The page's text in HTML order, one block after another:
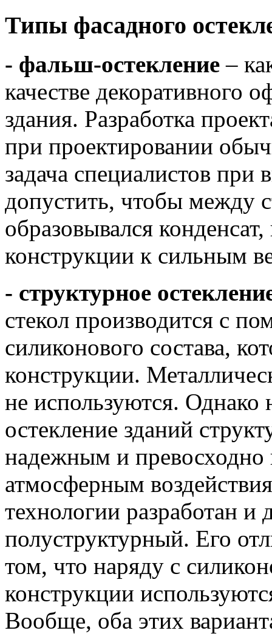
Типы фасадного
- фальш-остекление –
качестве декоративного
здания. Разработка
при проектировании
задача специалистов при
допустить, чтобы между
образовывался
конструкции к сильным
- структурное
стекол производится с
силиконового состава,
конструкции.
не используются. Однако
остекление зданий
надежным и
атмосферным
технологии разработан и
полуструктурный. Его
том, что наряду с
конструкции
Вообще, оба этих